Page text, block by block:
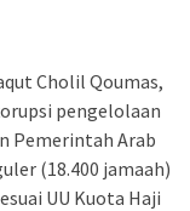
Cholil Qoumas,
pengelolaan
Pemerintah Arab
(18.400 jamaah)
UU Kuota Haji